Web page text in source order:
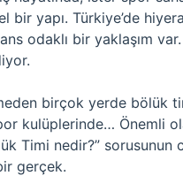
yapı. Türkiye’de
odaklı bir yaklaşım
birçok yerde bölük
kulüplerinde… Önemli
Timi nedir?” sorusunun
gerçek.